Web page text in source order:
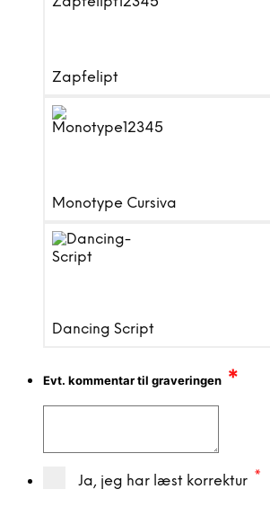
Zapfelipt
Monotype Cursiva
Dancing Script
Evt. kommentar til graveringen *
Ja, jeg har læst korrektur *